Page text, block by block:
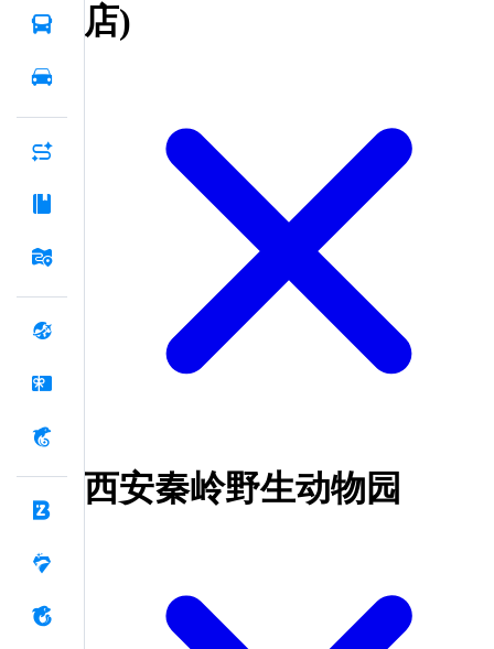
店)
西安秦岭野生动物园